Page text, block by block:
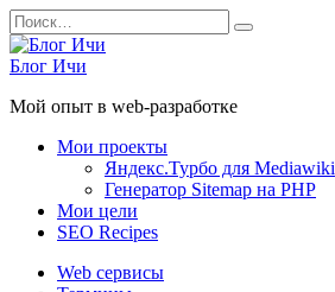
Перейти
к
содержанию
Search
for:
Блог Ичи
Мой опыт в web-разработке
Мои проекты
Яндекс.Турбо для Mediawiki
Генератор Sitemap на PHP
Мои цели
SEO Recipes
Web сервисы